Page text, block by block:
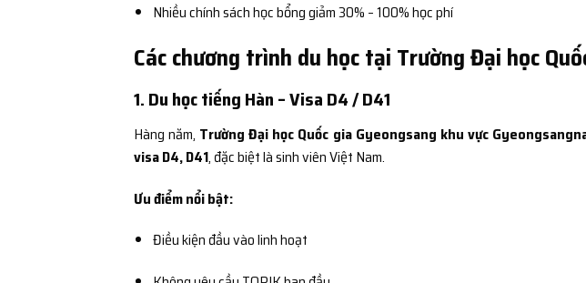
Nhiều chính sách học bổng giảm 30% – 100% học phí
Các chương trình du học tại Trường Đại học
1. Du học tiếng Hàn – Visa D4 / D41
Hàng năm, Trường Đại học Quốc gia Gyeongsang khu vực
visa D4, D41, đặc biệt là sinh viên Việt Nam.
Ưu điểm nổi bật:
Điều kiện đầu vào linh hoạt